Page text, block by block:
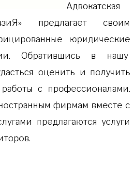
Адвокатская
предлагает своим
юридические
Обратившись в нашу
оценить и получить
с профессионалами.
фирмам вместе с
предлагаются услуги